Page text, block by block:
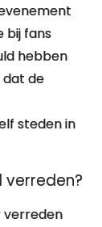
bij fans
hebben
dat de
steden in
verreden?
verreden